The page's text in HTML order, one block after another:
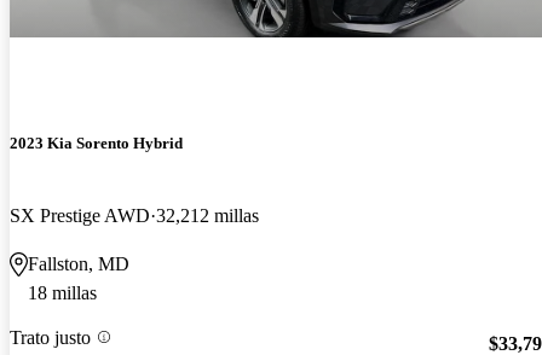
2023 Kia Sorento Hybrid
SX Prestige AWD 32,212 millas
Fallston, MD
18 millas
Trato justo